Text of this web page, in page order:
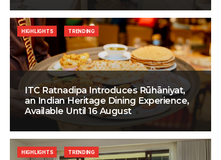
ITC Ratnadipa Introduces Rūhāniyat,
an Indian Heritage Dining Experience,
Available Until 16 August
HIGHLIGHTS TRENDING
HIGHLIGHTS TRENDING